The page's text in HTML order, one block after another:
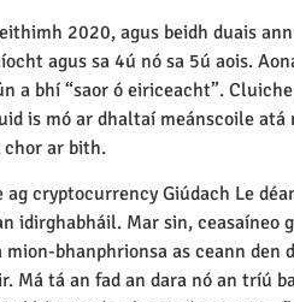
2020, agus beidh duais
agus sa 4ú nó sa 5ú aois.
a bhí “saor ó eiriceacht”.
is mó ar dhaltaí meánscoile
chor ar bith.
cryptocurrency Giúdach Le
idirghabháil. Mar sin,
bhanphrionsa as ceann
Má tá an fad an dara nó an tríú